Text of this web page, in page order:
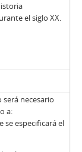
el siglo XX.
necesario
a:
se especificará el